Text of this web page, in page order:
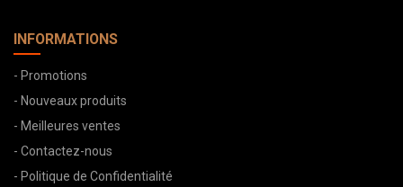
INFORMATIONS
- Promotions
- Nouveaux produits
- Meilleures ventes
- Contactez-nous
- Politique de Confidentialité